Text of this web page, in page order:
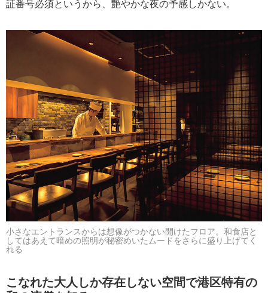
証番号必須というから、艶やかな夜の予感しかない。
小さなエントランスからは想像がつかない開けたフロア。和食店と
してはあえて暗めの照明が秘密めいたムードをさらに盛り上げてく
れる
こなれた大人しか存在しない空間で港区特有の